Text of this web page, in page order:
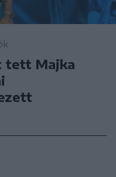
tett Majka